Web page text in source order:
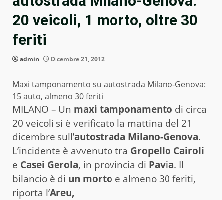
20 veicoli, 1 morto, oltre 30
feriti
admin Dicembre 21, 2012
Maxi tamponamento su autostrada Milano-Genova:
15 auto, almeno 30 feriti
MILANO – Un maxi tamponamento di circa
20 veicoli si è verificato la mattina del 21
dicembre sull’autostrada Milano-Genova.
L’incidente è avvenuto tra Gropello Cairoli
e Casei Gerola, in provincia di Pavia. Il
bilancio è di un morto e almeno 30 feriti,
riporta l’Areu,